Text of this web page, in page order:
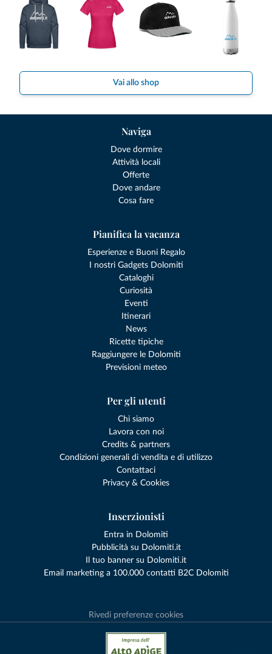
Vai allo shop
Naviga
Dove dormire
Attività locali
Offerte
Dove andare
Cosa fare
Pianifica la vacanza
Esperienze e Buoni Regalo
I nostri Gadgets Dolomiti
Cataloghi
Curiosità
Eventi
Itinerari
News
Ricette tipiche
Raggiungere le Dolomiti
Previsioni meteo
Per gli utenti
Chi siamo
Lavora con noi
Credits & partners
Condizioni generali di vendita e di utilizzo
Contattaci
Privacy & Cookies
Inserzionisti
Entra in Dolomiti
Pubblicità su Dolomiti.it
Il tuo banner su Dolomiti.it
Email marketing a 100.000 contatti B2C Dolomiti
Rivedi preferenze cookies